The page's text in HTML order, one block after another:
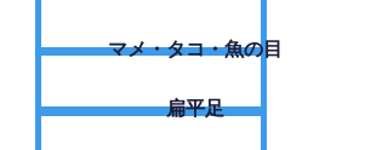
​マメ・タコ・魚の目
扁平足